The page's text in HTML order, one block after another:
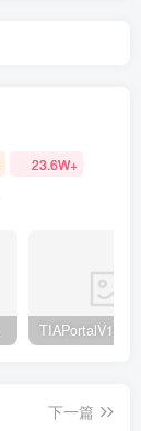
23.6W+
下一篇